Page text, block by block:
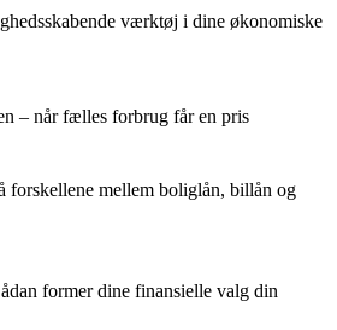
værktøj i dine økonomiske
– når fælles forbrug får en pris
forskellene mellem boliglån, billån og
former dine finansielle valg din